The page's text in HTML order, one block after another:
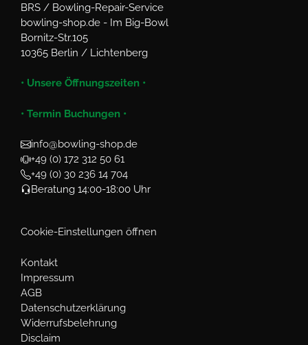
BRS / Bowling-Repair-Service
bowling-shop.de - Im Big-Bowl
Bornitz-Str.105
10365 Berlin / Lichtenberg
• Unsere Öffnungszeiten •
• Termin Buchungen •
info@bowling-shop.de
+49 (0) 172 312 50 61
+49 (0) 30 236 14 704
Beratung 14:00-18:00 Uhr
Cookie-Einstellungen öffnen
Kontakt
Impressum
AGB
Datenschutzerklärung
Widerrufsbelehrung
Disclaim